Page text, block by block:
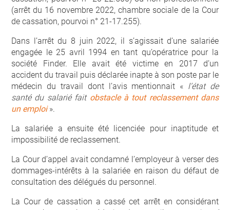
(arrêt du 16 novembre 2022, chambre sociale de la Cour
de cassation, pourvoi n° 21-17.255).
Dans l’arrêt du 8 juin 2022, il s’agissait d’une salariée
engagée le 25 avril 1994 en tant qu’opératrice pour la
société Finder. Elle avait été victime en 2017 d’un
accident du travail puis déclarée inapte à son poste par le
médecin du travail dont l’avis mentionnait « l’état de
santé du salarié fait obstacle à tout reclassement dans
un emploi».
La salariée a ensuite été licenciée pour inaptitude et
impossibilité de reclassement.
La Cour d’appel avait condamné l’employeur à verser des
dommages-intérêts à la salariée en raison du défaut de
consultation des délégués du personnel.
La Cour de cassation a cassé cet arrêt en considérant